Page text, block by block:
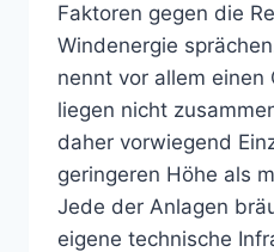
Faktoren gegen die
Windenergie
nennt vor allem einen
liegen nicht
daher vorwiegend
geringeren Höhe als
Jede der Anlagen
eigene technische